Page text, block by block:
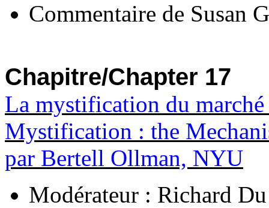
Commentaire de Susan
Chapitre/Chapter 17
La mystification du
Mystification : the
par Bertell Ollman, NYU
Modérateur : Richard